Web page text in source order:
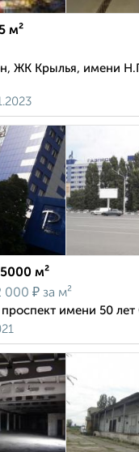
м²
ЖК Крылья, имени
м²
000 ₽ за м²
имени 50 лет